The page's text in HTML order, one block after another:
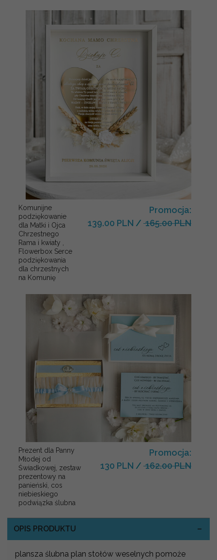
Komunijne
podziękowanie
dla Matki i Ojca
Chrzestnego
Rama i kwiaty ,
Flowerbox Serce
podziękowania
dla chrzestnych
na Komunię
Promocja:
139.00 PLN / 165.00 PLN
Prezent dla Panny
Młodej od
Świadkowej, zestaw
prezentowy na
panieński, cos
niebieskiego
podwiązka ślubna
Promocja:
130 PLN / 162.00 PLN
OPIS PRODUKTU
plansza ślubna plan stołów weselnych pomoże